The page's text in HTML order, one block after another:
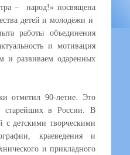
– народ!» посвящена
детей и молодёжи и
работы объединения
и мотивация
и развиваем одаренных
90-летие. Это
старейших в России. В
с детскими творческими
краеведения и
и прикладного